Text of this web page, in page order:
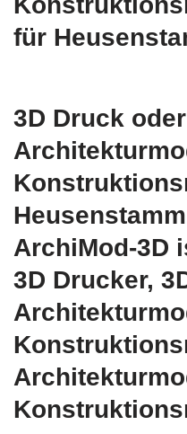
für
3D Druck oder
ArchiMod-3D
3D Drucker,